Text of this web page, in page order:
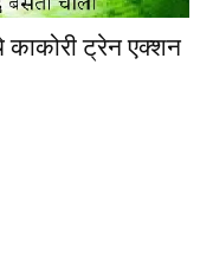
ट्रेन एक्शन